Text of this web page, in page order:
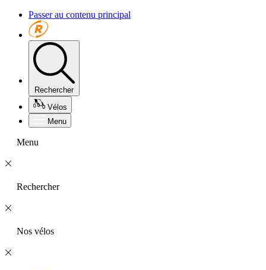
Passer au contenu principal
Rechercher
Vélos
Menu
Menu
Rechercher
Nos vélos